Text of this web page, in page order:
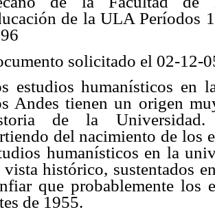
de la ULA Períodos
solicitado el 02-12-
estudios humanísticos en
Andes tienen un origen
de la Universidad.
del nacimiento de los
humanísticos en la
vista histórico, sustentados
que probablemente los
de 1955.